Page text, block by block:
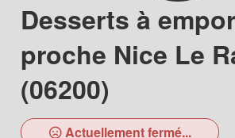
Desserts à
proche Nice Le
(06200)
Actuellement fermé...